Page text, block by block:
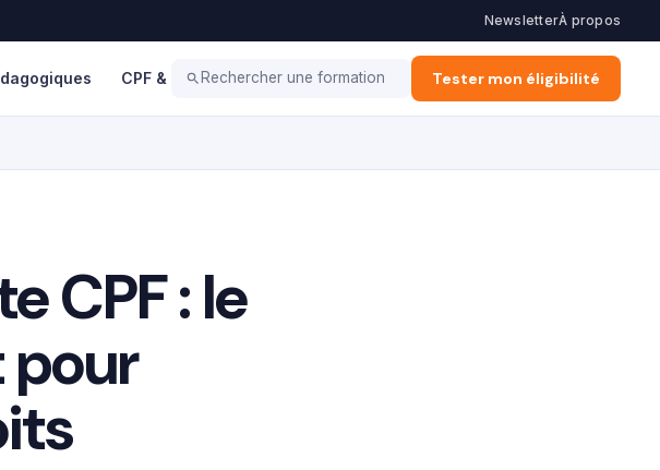
NewsletterÀ propos
CPF & Financement E-learning Métiers & Carrières
Rechercher une formation Tester mon éligibilité
CPF : le